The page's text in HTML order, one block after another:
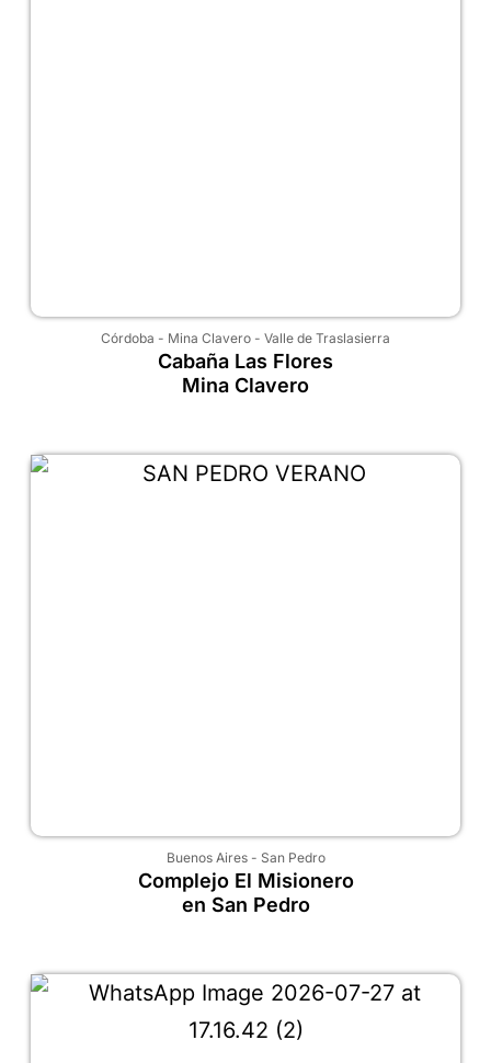
Córdoba - Mina Clavero - Valle de Traslasierra
Cabaña Las Flores
Mina Clavero
Buenos Aires- San Pedro
Complejo El Misionero
en San Pedro